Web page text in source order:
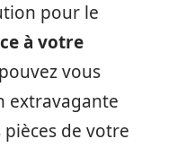
pour le
à votre
vous
extravagante
de votre